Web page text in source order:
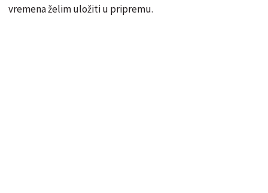
vremena želim uložiti u pripremu.